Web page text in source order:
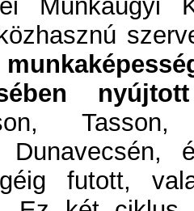
Munkaügyi
futott,